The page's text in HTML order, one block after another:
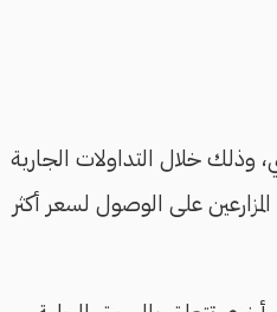
خلال التداولات الجارية
على الوصول لسعر أكثر